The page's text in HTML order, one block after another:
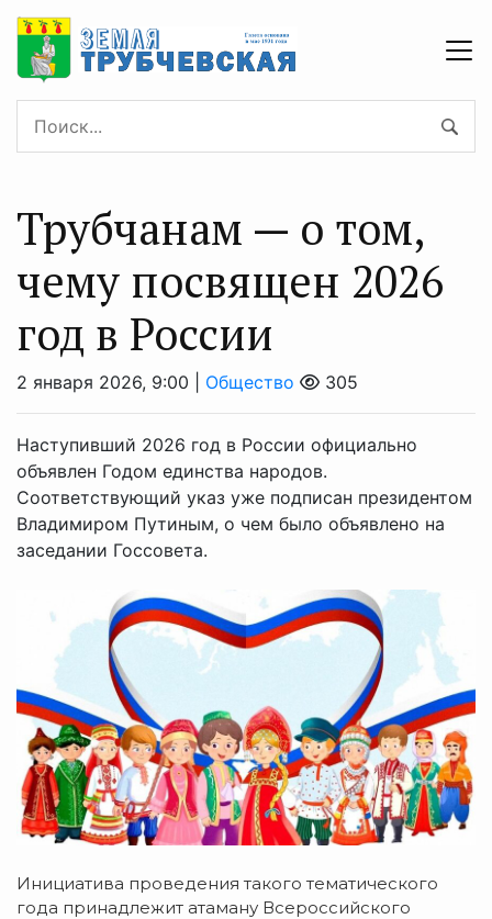
Трубчанам — о том,
чему посвящен 2026
год в России
2 января 2026, 9:00 | Общество 305
Наступивший 2026 год в России официально
объявлен Годом единства народов.
Соответствующий указ уже подписан президентом
Владимиром Путиным, о чем было объявлено на
заседании Госсовета.
Инициатива проведения такого тематического
года принадлежит атаману Всероссийского